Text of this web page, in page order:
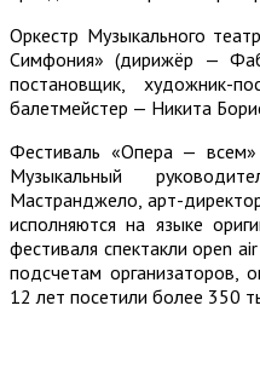
Оркестр Музыкального
Симфония» (дирижёр —
постановщик, художник-
балетмейстер — Никита
Фестиваль «Опера —
Музыкальный
Мастранджело, арт-
исполняются на языке
фестиваля спектакли open
подсчетам организаторов,
12 лет посетили более 350